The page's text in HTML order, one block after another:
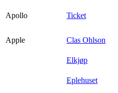
Apollo Ticket
Apple
Clas Ohlson
Elkjøp
Eplehuset